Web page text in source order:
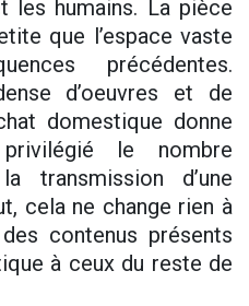
les humains. La pièce
que l’espace vaste
précédentes.
d’oeuvres et de
domestique donne
privilégié le nombre
transmission d’une
cela ne change rien à
contenus présents
à ceux du reste de